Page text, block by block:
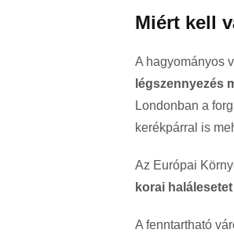
Miért kell
A hagyományos
légszennyezés
Londonban a
kerékpárral is
Az Európai
korai
A fenntartható